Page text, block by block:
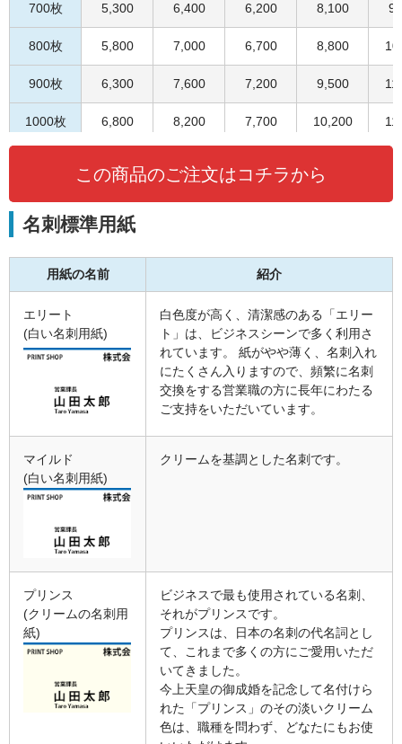
700枚 5,300 6,400 6,200 8,100
800枚 5,800 7,000 6,700 8,800
900枚 6,300 7,600 7,200 9,500
1000枚 6,800 8,200 7,700 10,200
この商品のご注文はコチラから
名刺標準用紙
用紙の名前 紹介
エリート
(白い名刺用紙)
白色度が高く、清潔感のある「エリー
ト」は、ビジネスシーンで多く利用さ
れています。 紙がやや薄く、名刺入れ
にたくさん入りますので、頻繁に名刺
交換をする営業職の方に長年にわたる
ご支持をいただいています。
マイルド
(白い名刺用紙)
クリームを基調とした名刺です。
プリンス
(クリームの名刺用
紙)
ビジネスで最も使用されている名刺、
それがプリンスです。
プリンスは、日本の名刺の代名詞とし
て、これまで多くの方にご愛用いただ
いてきました。
今上天皇の御成婚を記念して名付けら
れた「プリンス」のその淡いクリーム
色は、職種を問わず、どなたにもお使